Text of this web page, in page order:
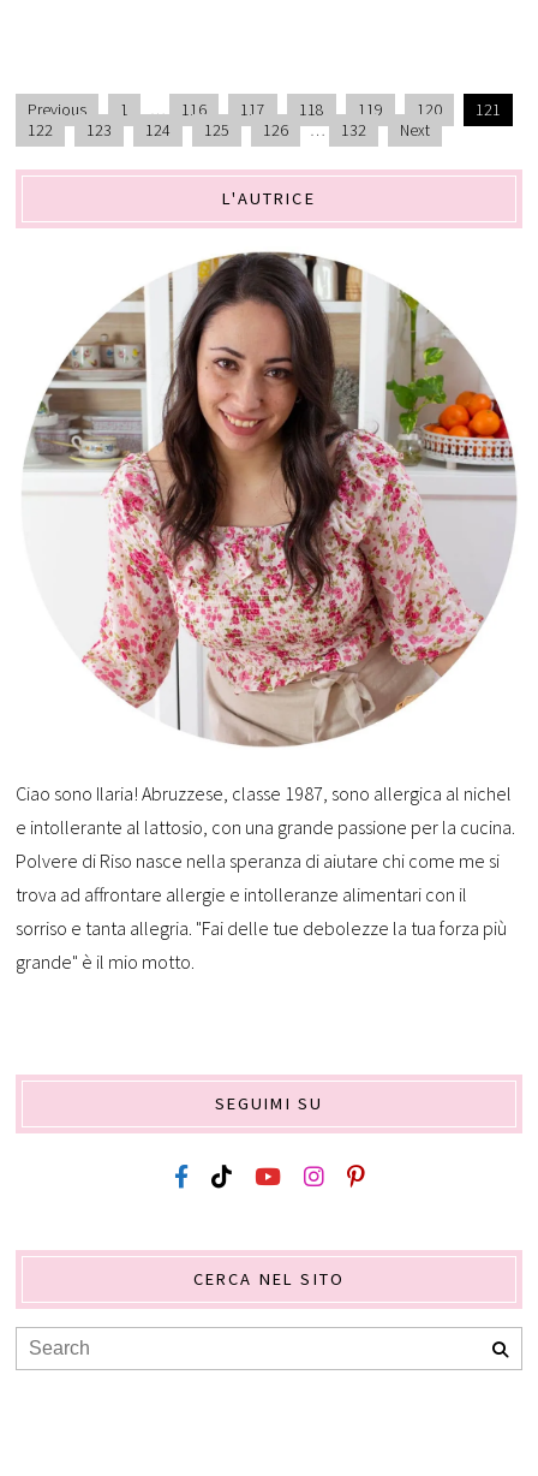
Previous 1 … 116 117 118 119 120
121
122
123 124 125 126 … 132 Next
L'AUTRICE
Ciao sono Ilaria! Abruzzese, classe 1987, sono allergica al nichel
e intollerante al lattosio, con una grande passione per la cucina.
Polvere di Riso nasce nella speranza di aiutare chi come me si
trova ad affrontare allergie e intolleranze alimentari con il
sorriso e tanta allegria. "Fai delle tue debolezze la tua forza più
grande" è il mio motto.
SEGUIMI SU
CERCA NEL SITO